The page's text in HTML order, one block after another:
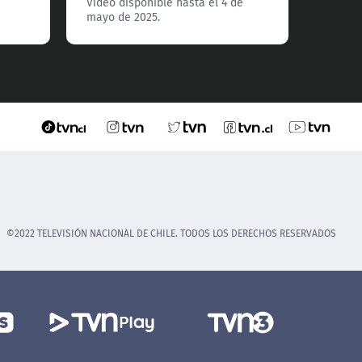
mayo de 2025.
©2022 TELEVISIÓN NACIONAL DE CHILE. TODOS LOS DERECHOS RESERVADOS